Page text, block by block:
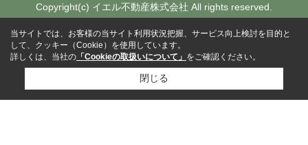
Copyright(c) イエル不動産株式会社 All rights reserved.
当サイトでは、お客様の当サイト利用状況把握、サービス向上検討を目的と
して、クッキー（Cookie）を使用しています。
詳しくは、当社の 「Cookieの取扱いについて」 をご確認ください。
閉じる